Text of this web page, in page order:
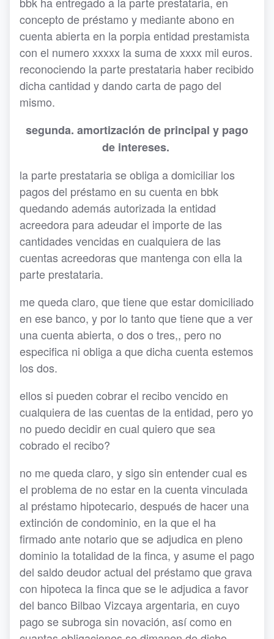
concepto de préstamo y mediante abono en
cuenta abierta en la porpia entidad prestamista
con el numero xxxxx la suma de xxxx mil euros.
reconociendo la parte prestataria haber recibido
dicha cantidad y dando carta de pago del
mismo.
segunda. amortización de principal y pago
de intereses.
la parte prestataria se obliga a domiciliar los
pagos del préstamo en su cuenta en bbk
quedando además autorizada la entidad
acreedora para adeudar el importe de las
cantidades vencidas en cualquiera de las
cuentas acreedoras que mantenga con ella la
parte prestataria.
me queda claro, que tiene que estar domiciliado
en ese banco, y por lo tanto que tiene que a ver
una cuenta abierta, o dos o tres,, pero no
especifica ni obliga a que dicha cuenta estemos
los dos.
ellos si pueden cobrar el recibo vencido en
cualquiera de las cuentas de la entidad, pero yo
no puedo decidir en cual quiero que sea
cobrado el recibo?
no me queda claro, y sigo sin entender cual es
el problema de no estar en la cuenta vinculada
al préstamo hipotecario, después de hacer una
extinción de condominio, en la que el ha
firmado ante notario que se adjudica en pleno
dominio la totalidad de la finca, y asume el pago
del saldo deudor actual del préstamo que grava
con hipoteca la finca que se le adjudica a favor
del banco Bilbao Vizcaya argentaria, en cuyo
pago se subroga sin novación, así como en